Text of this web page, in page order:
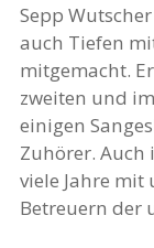
Sepp
auch Tiefen
mitgemacht.
zweiten und
einigen
Zuhörer. Auch
viele Jahre mit
Betreuern der